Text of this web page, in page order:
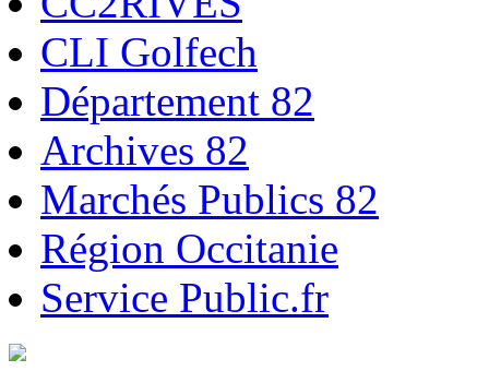
CLI Golfech
Département 82
Archives 82
Marchés Publics 82
Région Occitanie
Service Public.fr